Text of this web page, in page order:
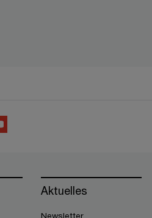
Aktuelles
Newsletter